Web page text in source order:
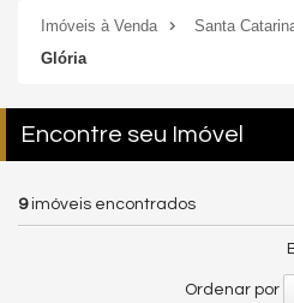
Imóveis à Venda Santa
Glória
Encontre seu Imóvel
9imóveis encontrados
Ordenar por